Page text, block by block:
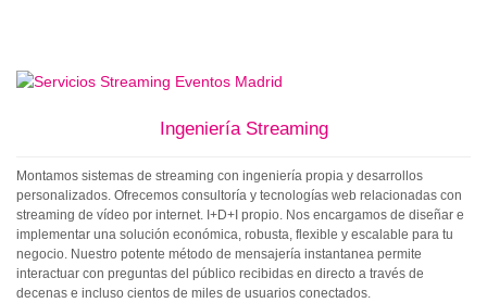
Ingeniería Streaming
Montamos sistemas de streaming con ingeniería propia y desarrollos
personalizados. Ofrecemos consultoría y tecnologías web relacionadas con
streaming de vídeo por internet. I+D+I propio. Nos encargamos de diseñar e
implementar una solución económica, robusta, flexible y escalable para tu
negocio. Nuestro potente método de mensajería instantanea permite
interactuar con preguntas del público recibidas en directo a través de
decenas e incluso cientos de miles de usuarios conectados.